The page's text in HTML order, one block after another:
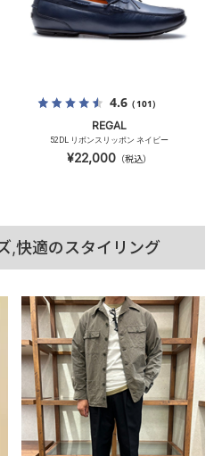
4.6（101）
REGAL
52DL リボンスリッポン ネイビー
¥22,000（税込）
,快適のスタイリング